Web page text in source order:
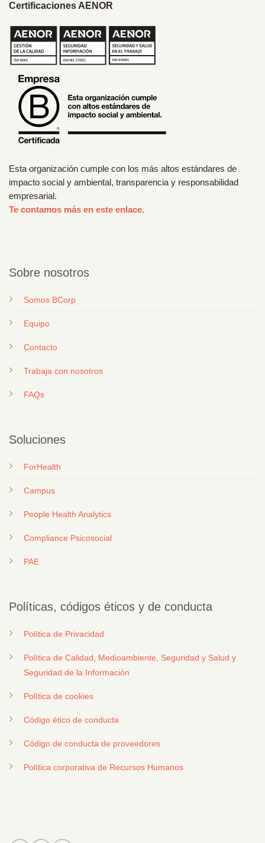
Certificaciones AENOR
Esta organización cumple con los más altos estándares de
impacto social y ambiental, transparencia y responsabilidad
empresarial.
Te contamos más en este enlace.
Sobre nosotros
Somos BCorp
Equipo
Contacto
Trabaja con nosotros
FAQs
Soluciones
ForHealth
Campus
People Health Analytics
Compliance Psicosocial
PAE
Políticas, códigos éticos y de conducta
Política de Privacidad
Política de Calidad, Medioambiente, Seguridad y Salud y
Seguridad de la Información
Política de cookies
Código ético de conducta
Código de conducta de proveedores
Política corporativa de Recursos Humanos